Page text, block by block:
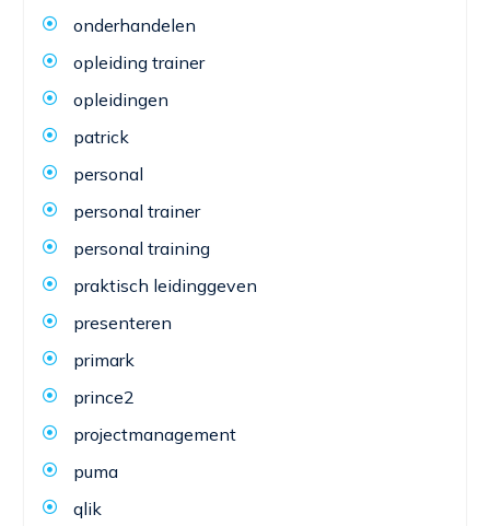
onderhandelen
opleiding trainer
opleidingen
patrick
personal
personal trainer
personal training
praktisch leidinggeven
presenteren
primark
prince2
projectmanagement
puma
qlik